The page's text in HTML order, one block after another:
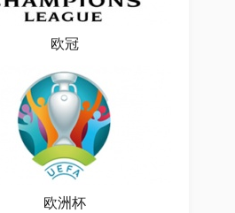
欧冠
欧洲杯